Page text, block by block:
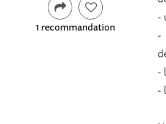
-
-
-
-
1 recommandation